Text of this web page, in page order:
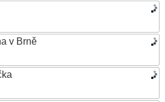
v Brně